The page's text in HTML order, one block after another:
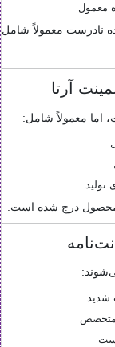
معمول
نادرست معمولاً شامل
آرتا
معمولاً شامل:
محصول درج شده است.
شدید
متخصص